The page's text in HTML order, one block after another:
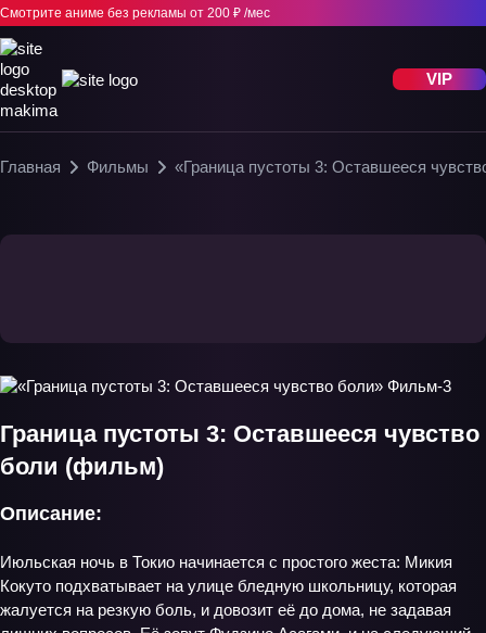
Смотрите аниме без рекламы от 200 ₽ /мес
VIP
Главная Фильмы «Граница пустоты 3: Оставшееся
Граница пустоты 3: Оставшееся чувство
боли (фильм)
Описание:
Июльская ночь в Токио начинается с простого жеста: Микия
Кокуто подхватывает на улице бледную школьницу, которая
жалуется на резкую боль, и довозит её до дома, не задавая